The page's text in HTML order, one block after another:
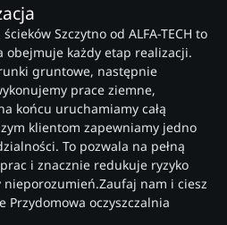
Szczytno od ALFA-TECH to
obejmuje każdy etap realizacji.
gruntowe, następnie
prace ziemne,
końcu uruchamiamy całą
klientom zapewniamy jedno
To pozwala na pełną
i znacznie redukuje ryzyko
nam i ciesz
Przydomowa oczyszczalnia